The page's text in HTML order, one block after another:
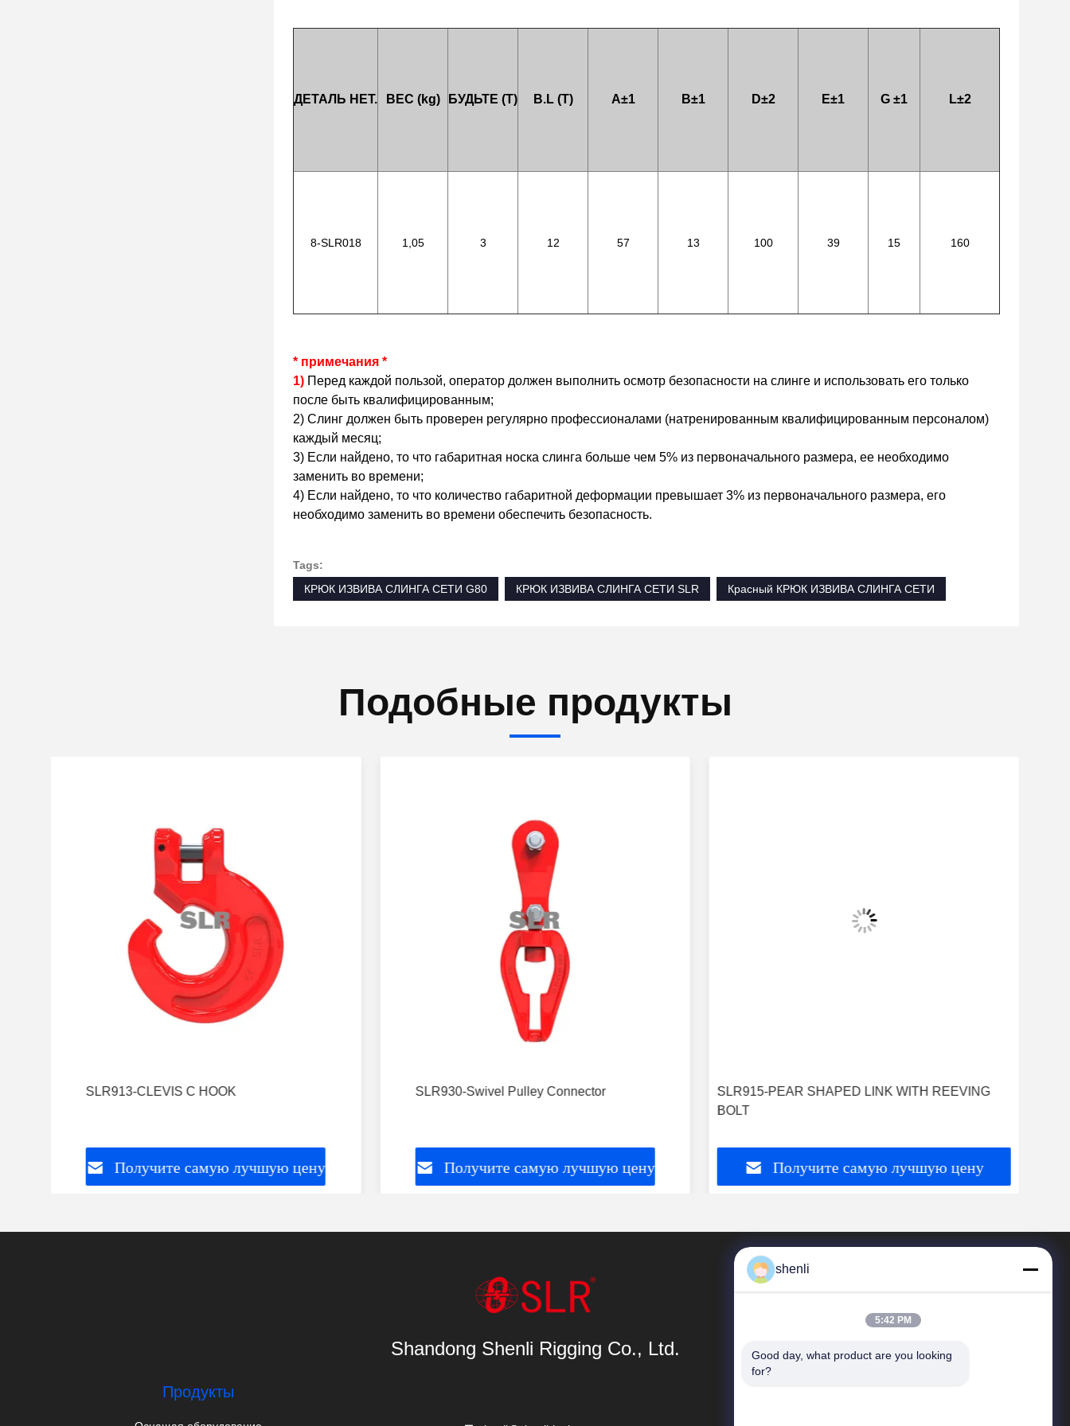
ДЕТАЛЬ НЕТ. ВЕС (kg) БУДЬТЕ (T) B.L (T) A±1 B±1 D±2 E±1 G ±1 L±2
8-SLR018 1,05 3 12 57 13 100 39 15 160
* примечания *
1) Перед каждой пользой, оператор должен выполнить осмотр безопасности на слинге и использовать его только
после быть квалифицированным;
2) Слинг должен быть проверен регулярно профессионалами (натренированным квалифицированным персоналом)
каждый месяц;
3) Если найдено, то что габаритная носка слинга больше чем 5% из первоначального размера, ее необходимо
заменить во времени;
4) Если найдено, то что количество габаритной деформации превышает 3% из первоначального размера, его
необходимо заменить во времени обеспечить безопасность.
Tags:
КРЮК ИЗВИВА СЛИНГА СЕТИ G80
КРЮК ИЗВИВА СЛИНГА СЕТИ SLR Красный КРЮК ИЗВИВА СЛИНГА СЕТИ
Подобные продукты
SLR913-CLEVIS C HOOK
Получите самую лучшую цену
SLR930-Swivel Pulley Connector
Получите самую лучшую цену
SLR915-PEAR SHAPED LINK WITH REEVING
BOLT
Получите самую лучшую цену
Shandong Shenli Rigging Co., Ltd.
Продукты
shenli
5:42 PM
Good day, what product are you looking
for?